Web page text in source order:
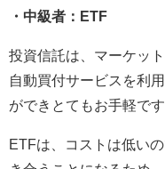
・中級者：ETF
投資信託は、マーケッ
自動買付サービスを利
ができとてもお手軽です
ETFは、コストは低い